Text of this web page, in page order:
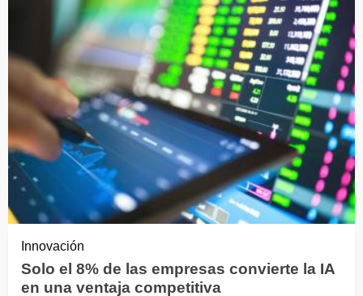
Innovación
Solo el 8% de las empresas convierte la IA
en una ventaja competitiva